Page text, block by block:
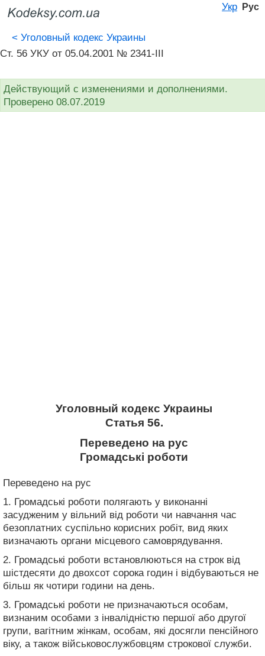
Укр Рус
< Уголовный кодекс Украины
Ст. 56 УКУ от 05.04.2001 № 2341-III
Действующий с изменениями и дополнениями.
Проверено 08.07.2019
Уголовный кодекс Украины
Статья 56.
Переведено на рус
Громадські роботи
Переведено на рус
1. Громадські роботи полягають у виконанні
засудженим у вільний від роботи чи навчання час
безоплатних суспільно корисних робіт, вид яких
визначають органи місцевого самоврядування.
2. Громадські роботи встановлюються на строк від
шістдесяти до двохсот сорока годин і відбуваються не
більш як чотири години на день.
3. Громадські роботи не призначаються особам,
визнаним особами з інвалідністю першої або другої
групи, вагітним жінкам, особам, які досягли пенсійного
віку, а також військовослужбовцям строкової служби.